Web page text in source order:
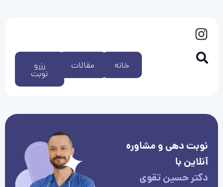
رزرو
نوبت
مقالات خانه
نوبت دهی و مشاوره
آنلاین با
دکتر حسین تقوی